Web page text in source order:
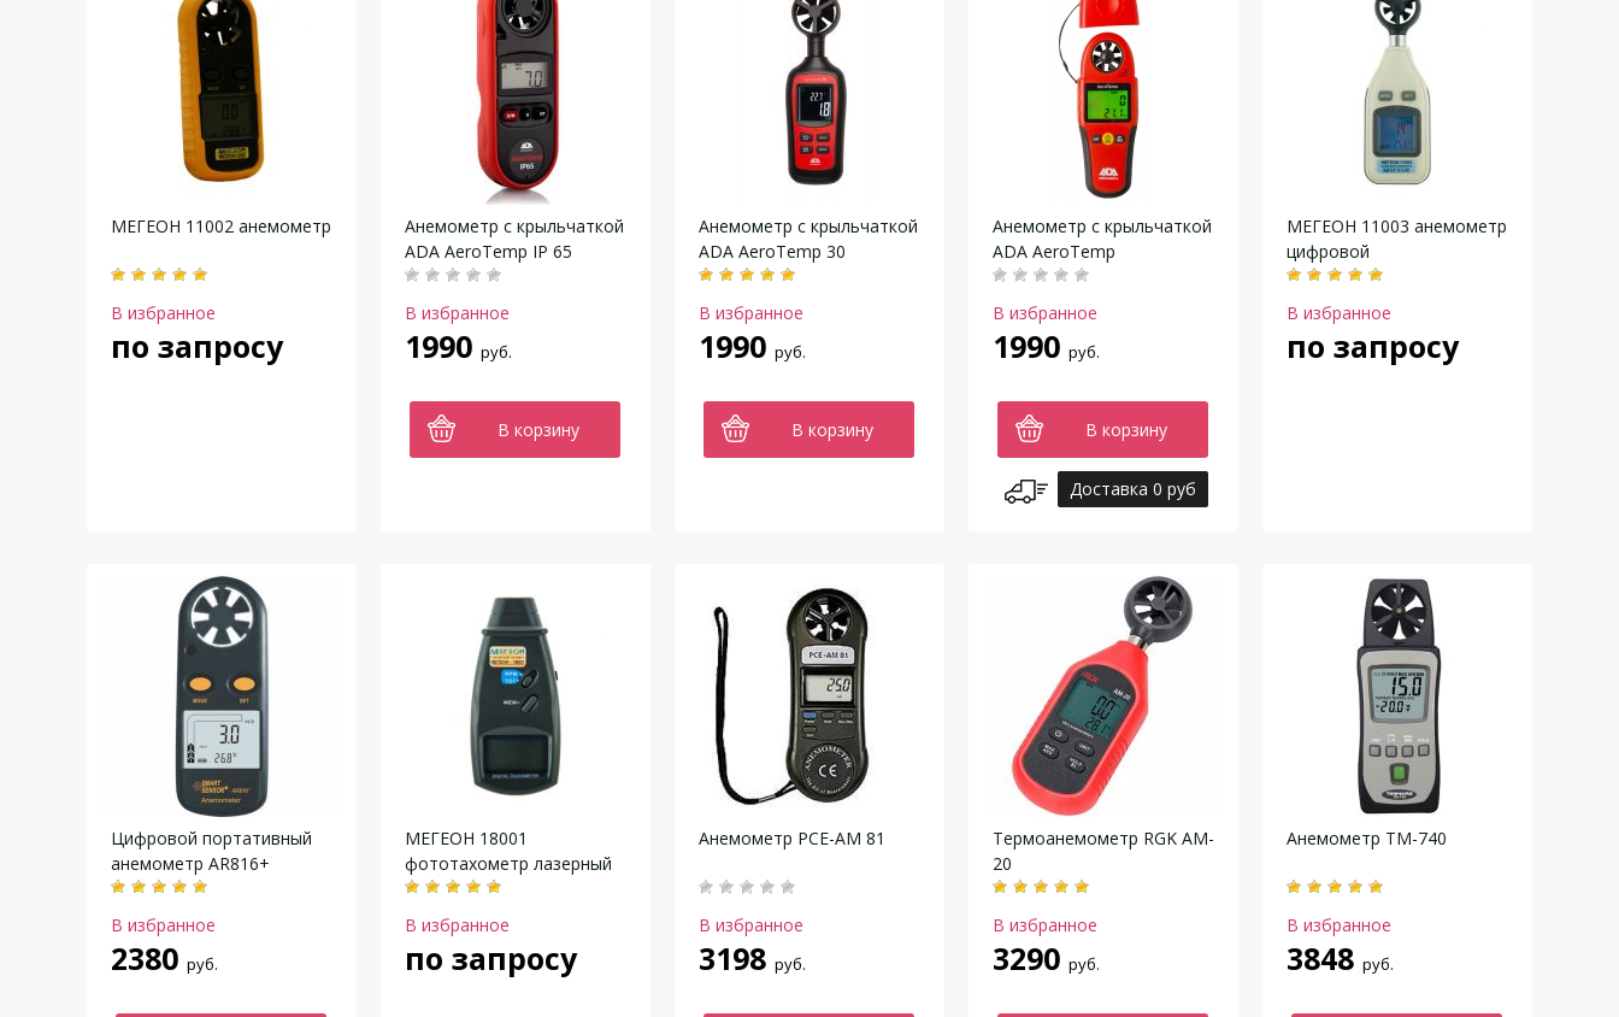
МЕГЕОН 11002 анемометр
В избранное
по запросу
Анемометр с крыльчаткой
ADA AeroTemp IP 65
В избранное
1990 руб.
В корзину
Анемометр с крыльчаткой
ADA AeroTemp 30
В избранное
1990 руб.
В корзину
Анемометр с крыльчаткой
ADA AeroTemp
В избранное
1990 руб.
В корзину
Доставка 0 руб
МЕГЕОН 11003 анемометр
цифровой
В избранное
по запросу
Цифровой портативный
анемометр AR816+
В избранное
2380 руб.
МЕГЕОН 18001
фототахометр лазерный
В избранное
по запросу
Анемометр PCE-AM 81
В избранное
3198 руб.
Термоанемометр RGK AM-
20
В избранное
3290 руб.
Анемометр TM-740
В избранное
3848 руб.